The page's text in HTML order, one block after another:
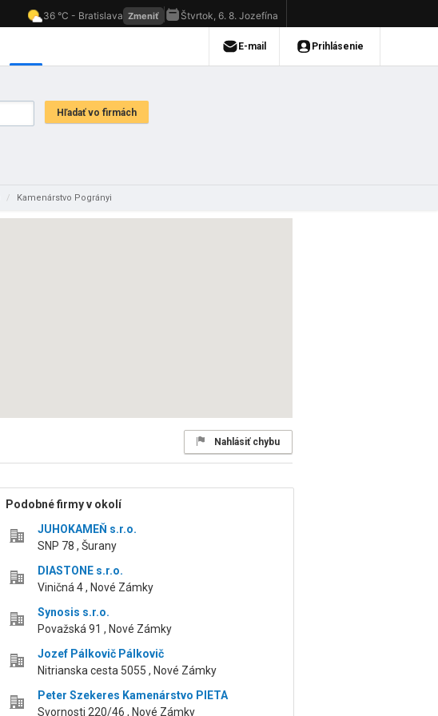
/ Kamenárstvo Pogrányi
Nahlásiť chybu
Podobné firmy v okolí
JUHOKAMEŇ s.r.o.
SNP 78 , Šurany
DIASTONE s.r.o.
Viničná 4 , Nové Zámky
Synosis s.r.o.
Považská 91 , Nové Zámky
Jozef Pálkovič Pálkovič
Nitrianska cesta 5055 , Nové Zámky
Peter Szekeres Kamenárstvo PIETA
Svornosti 220/46 , Nové Zámky